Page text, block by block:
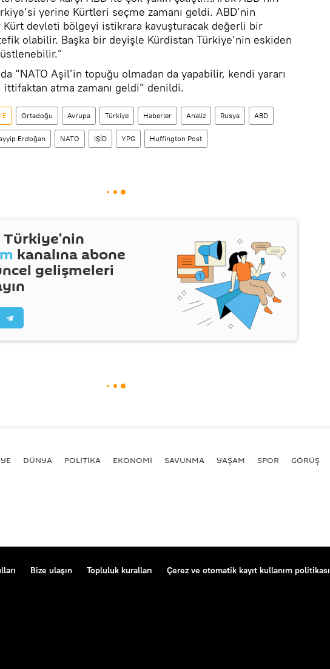
yerine Kürtleri seçme zamanı geldi. ABD’nin
devleti bölgeyi istikrara kavuşturacak değerli bir
olabilir. Başka bir deyişle Kürdistan Türkiye’nin eskiden
“NATO Aşil’in topuğu olmadan da yapabilir, kendi yararı
ittifaktan atma zamanı geldi” denildi.
Ortadoğu Avrupa Türkiye Haberler Analiz Rusya ABD
Erdoğan NATO IŞİD YPG Huffington Post
kanalına abone
gelişmeleri
DÜNYA POLİTİKA EKONOMİ SAVUNMA YAŞAM SPOR GÖRÜŞ
Bize ulaşın Topluluk kuralları Çerez ve otomatik kayıt kullanım politikası